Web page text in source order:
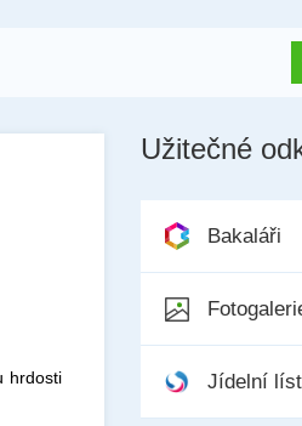
hrdosti
Užitečné
Bakaláři
Jídelní